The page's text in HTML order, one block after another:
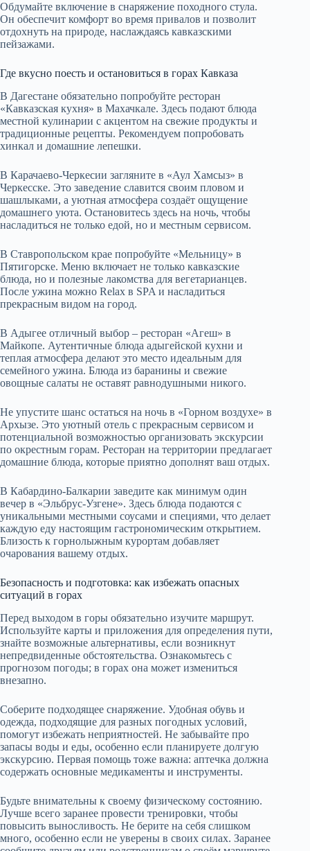
Обдумайте включение в снаряжение походного стула.
Он обеспечит комфорт во время привалов и позволит
отдохнуть на природе, наслаждаясь кавказскими
пейзажами.
Где вкусно поесть и остановиться в горах Кавказа
В Дагестане обязательно попробуйте ресторан
«Кавказская кухня» в Махачкале. Здесь подают блюда
местной кулинарии с акцентом на свежие продукты и
традиционные рецепты. Рекомендуем попробовать
хинкал и домашние лепешки.
В Карачаево-Черкесии загляните в «Аул Хамсыз» в
Черкесске. Это заведение славится своим пловом и
шашлыками, а уютная атмосфера создаёт ощущение
домашнего уюта. Остановитесь здесь на ночь, чтобы
насладиться не только едой, но и местным сервисом.
В Ставропольском крае попробуйте «Мельницу» в
Пятигорске. Меню включает не только кавказские
блюда, но и полезные лакомства для вегетарианцев.
После ужина можно Relax в SPA и насладиться
прекрасным видом на город.
В Адыгее отличный выбор – ресторан «Агеш» в
Майкопе. Аутентичные блюда адыгейской кухни и
теплая атмосфера делают это место идеальным для
семейного ужина. Блюда из баранины и свежие
овощные салаты не оставят равнодушными никого.
Не упустите шанс остаться на ночь в «Горном воздухе» в
Архызе. Это уютный отель с прекрасным сервисом и
потенциальной возможностью организовать экскурсии
по окрестным горам. Ресторан на территории предлагает
домашние блюда, которые приятно дополнят ваш отдых.
В Кабардино-Балкарии заведите как минимум один
вечер в «Эльбрус-Узгене». Здесь блюда подаются с
уникальными местными соусами и специями, что делает
каждую еду настоящим гастрономическим открытием.
Близость к горнолыжным курортам добавляет
очарования вашему отдых.
Безопасность и подготовка: как избежать опасных
ситуаций в горах
Перед выходом в горы обязательно изучите маршрут.
Используйте карты и приложения для определения пути,
знайте возможные альтернативы, если возникнут
непредвиденные обстоятельства. Ознакомьтесь с
прогнозом погоды; в горах она может измениться
внезапно.
Соберите подходящее снаряжение. Удобная обувь и
одежда, подходящие для разных погодных условий,
помогут избежать неприятностей. Не забывайте про
запасы воды и еды, особенно если планируете долгую
экскурсию. Первая помощь тоже важна: аптечка должна
содержать основные медикаменты и инструменты.
Будьте внимательны к своему физическому состоянию.
Лучше всего заранее провести тренировки, чтобы
повысить выносливость. Не берите на себя слишком
много, особенно если не уверены в своих силах. Заранее